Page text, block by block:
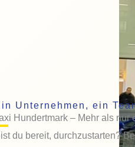
Unternehmen, ein
Hundertmark – Mehr als nur
du bereit, durchzustarten?